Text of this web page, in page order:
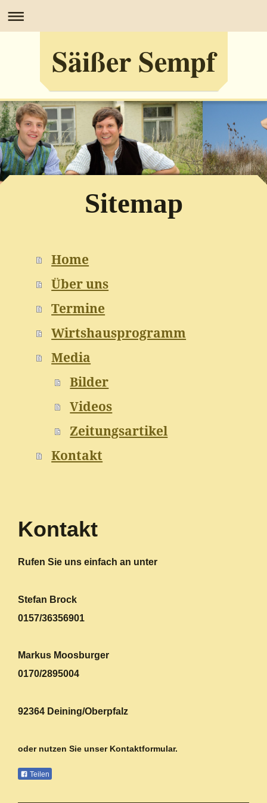
Säißer Sempf
Sitemap
Home
Über uns
Termine
Wirtshausprogramm
Media
Bilder
Videos
Zeitungsartikel
Kontakt
Kontakt
Rufen Sie uns einfach an unter
Stefan Brock
0157/36356901
Markus Moosburger
0170/2895004
92364 Deining/Oberpfalz
oder nutzen Sie unser Kontaktformular.
Teilen